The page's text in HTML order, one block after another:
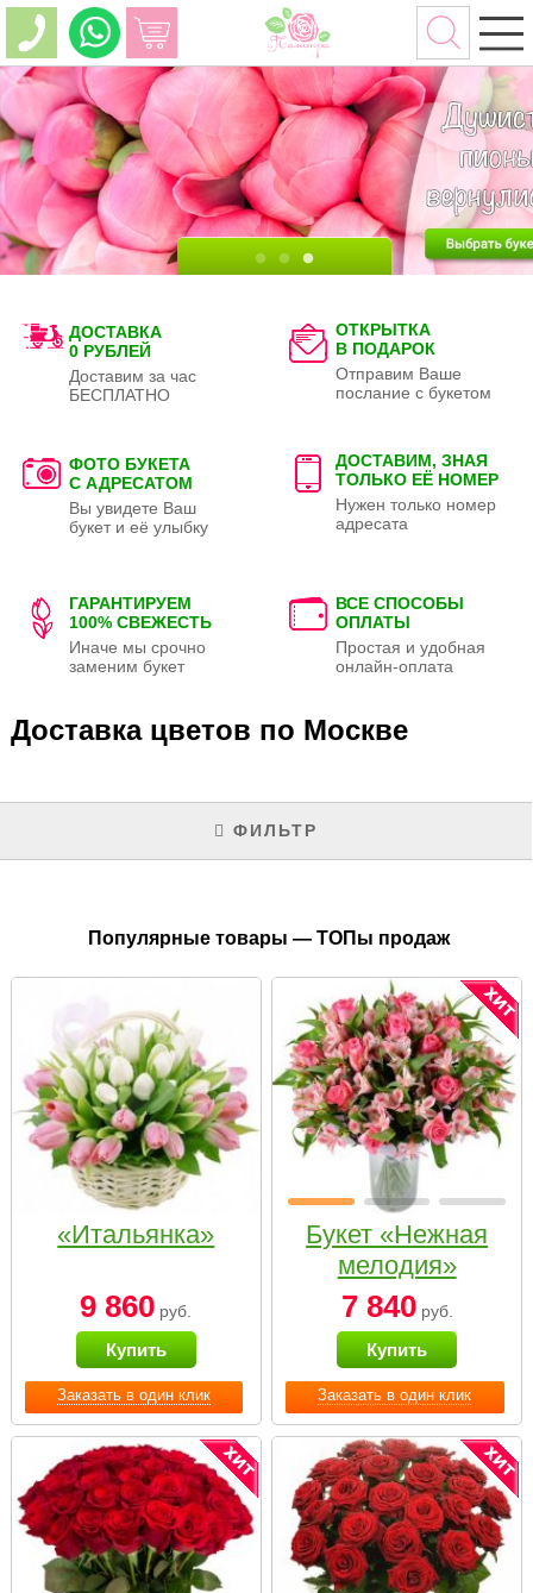
ДОСТАВКА
0 РУБЛЕЙ
Доставим за час
БЕСПЛАТНО
ОТКРЫТКА
В ПОДАРОК
Отправим Ваше
послание с букетом
ФОТО БУКЕТА
С АДРЕСАТОМ
Вы увидете Ваш
букет и её улыбку
ДОСТАВИМ, ЗНАЯ
ТОЛЬКО ЕЁ НОМЕР
Нужен только номер
адресата
ГАРАНТИРУЕМ
100% СВЕЖЕСТЬ
Иначе мы срочно
заменим букет
ВСЕ СПОСОБЫ
ОПЛАТЫ
Простая и удобная
онлайн-оплата
Доставка цветов по Москве
ФИЛЬТР
Популярные товары — ТОПы продаж
Заказать в один клик
«Итальянка»
9 860 руб.
Купить
Заказать в один клик
Букет «Нежная
мелодия»
7 840руб.
Купить